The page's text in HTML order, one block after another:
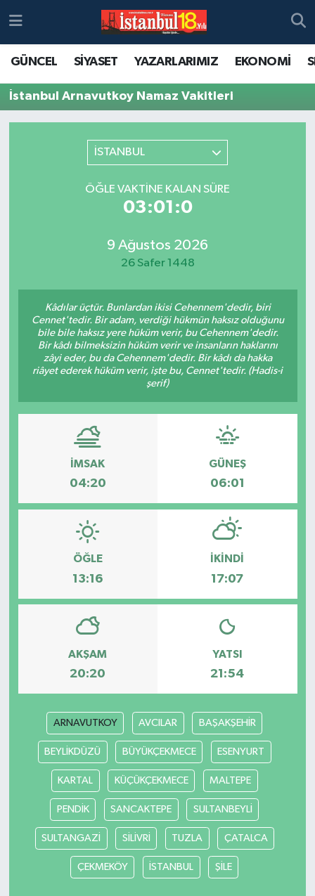
GÜNCEL SİYASET YAZARLARIMIZ EKONOMİ
İstanbul Arnavutkoy Namaz Vakitleri
İSTANBUL
ÖĞLE VAKTINE KALAN SÜRE
03:01:0
9 Ağustos 2026
26 Safer 1448
Kâdılar üçtür. Bunlardan ikisi Cehennem'dedir, biri
Cennet'tedir. Bir adam, verdiği hükmün haksız olduğunu
bile bile haksız yere hüküm verir, bu Cehennem'dedir.
Bir kâdı bilmeksizin hüküm verir ve insanların haklarını
zâyi eder, bu da Cehennem'dedir. Bir kâdı da hakka
riâyet ederek hüküm verir, işte bu, Cennet'tedir. (Hadis-i
şerif)
İMSAK
04:20
GÜNEŞ
06:01
ÖĞLE
13:16
İKINDI
17:07
AKŞAM
20:20
YATSI
21:54
ARNAVUTKOY AVCILAR BAŞAKŞEHİR
BEYLİKDÜZÜ BÜYÜKÇEKMECE ESENYURT
KARTAL KÜÇÜKÇEKMECE MALTEPE
PENDİK SANCAKTEPE SULTANBEYLİ
SULTANGAZİ SİLİVRİ TUZLA ÇATALCA
ÇEKMEKÖY İSTANBUL ŞİLE